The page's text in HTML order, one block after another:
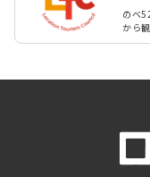
のべ
から